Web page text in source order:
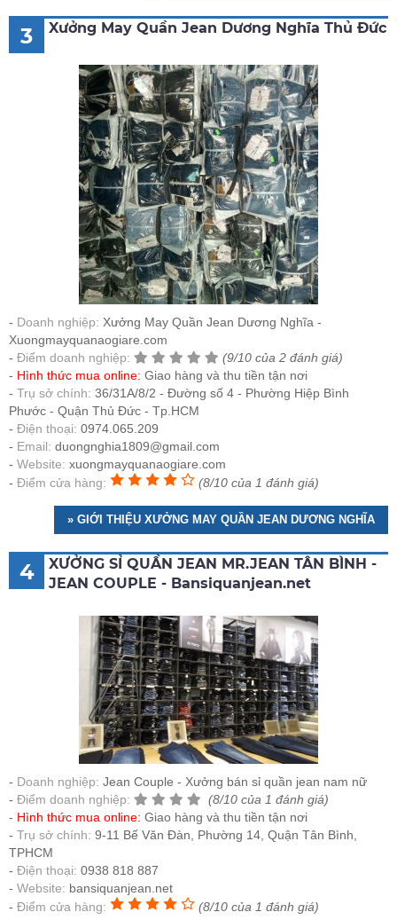
3 Xưởng May Quần Jean Dương Nghĩa Thủ Đức
Doanh nghiệp: Xưởng May Quần Jean Dương Nghĩa -
Xuongmayquanaogiare.com
Điểm doanh nghiệp:
(9/10 của 2 đánh giá)
Hình thức mua online: Giao hàng và thu tiền tận nơi
Trụ sở chính: 36/31A/8/2 - Đường số 4 - Phường Hiệp Bình
Phước - Quận Thủ Đức - Tp.HCM
Điện thoại: 0974.065.209
Email: duongnghia1809@gmail.com
Website: xuongmayquanaogiare.com
Điểm cửa hàng:
(8/10 của 1 đánh giá)
» GIỚI THIỆU XƯỞNG MAY QUẦN JEAN DƯƠNG NGHĨA
4
XƯỞNG SỈ QUẦN JEAN MR.JEAN TÂN BÌNH -
JEAN COUPLE - Bansiquanjean.net
Doanh nghiệp: Jean Couple - Xưởng bán sỉ quần jean nam nữ
Điểm doanh nghiệp:
(8/10 của 1 đánh giá)
Hình thức mua online: Giao hàng và thu tiền tận nơi
Trụ sở chính: 9-11 Bế Văn Đàn, Phường 14, Quận Tân Bình,
TPHCM
Điện thoại: 0938 818 887
Website: bansiquanjean.net
Điểm cửa hàng:
(8/10 của 1 đánh giá)